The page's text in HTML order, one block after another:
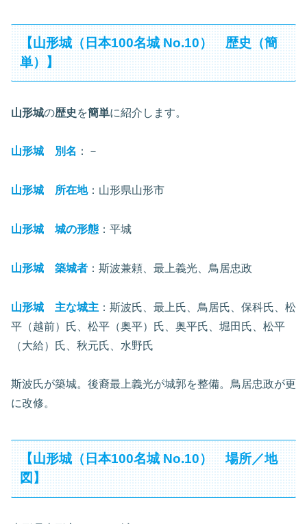
【山形城（日本100名城 No.10） 歴史（簡
単）】
山形城の歴史 を簡単に紹介します。
山形城 別名 ：－
山形城 所在地：山形県山形市
山形城 城の形態 ：平城
山形城 築城者 ：斯波兼頼、最上義光、鳥居忠政
山形城 主な城主 ：斯波氏、最上氏、鳥居氏、保科氏、松
平（越前）氏、松平（奥平）氏、奥平氏、堀田氏、松平
（大給）氏、秋元氏、水野氏
斯波氏が築城。後裔最上義光が城郭を整備。鳥居忠政が更
に改修。
【山形城（日本100名城 No.10） 場所／地
図】